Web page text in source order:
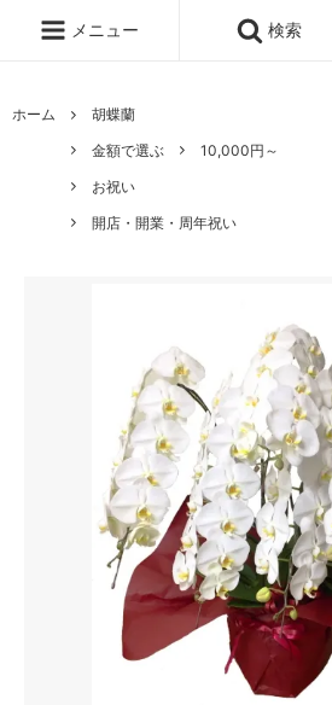
メニュー 検索
ホーム
胡蝶蘭
金額で選ぶ
10,000円～
お祝い
開店・開業・周年祝い